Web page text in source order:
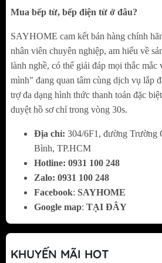
đang đun nấu, sau đó ta
lại bằng việc nhấn vào
hoặc phím Pause, bếp sẽ
đúng cài đặt trước đó khi
lại.
Chức năng ủ ấm “hâm
nghệ biến tần
Inverter
KAFF KF-HD28IIcó khả
độ nhất định, chức năng ủ
giữ mức nhiệt độ ổn định
trì nhiệt cho thức ăn luôn
nguội đi phải đun lại nhiều
dinh dưỡng trong thức ăn,
Mua bếp từ, bếp điện từ ở đâu?
SAYHOME cam kết bán hàng chính
nhân viên chuyên nghiệp, am hiểu về
lành nghề, có thể giải đáp mọi thắc mắc
mình" đang quan tâm cùng dịch vụ lắp
trợ đa dạng hình thức thanh toán đặc biệt
duyệt hồ sơ chỉ trong vòng 30s.
Địa chỉ: 304/6F1, đường Trường
Bình, TP.HCM
Hotline: 0931 100 248
Zalo: 0931 100 248
Facebook: SAYHOME
Google map: TẠI ĐÂY
KHUYẾN MÃI HOT